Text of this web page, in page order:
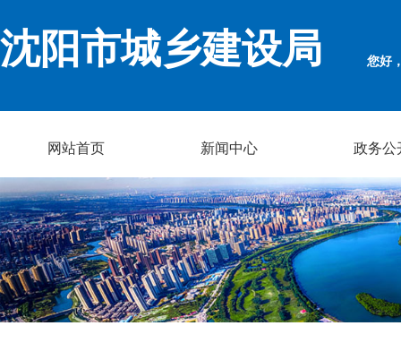
沈阳市城乡建设局 您好
网站首页 新闻中心 政务公